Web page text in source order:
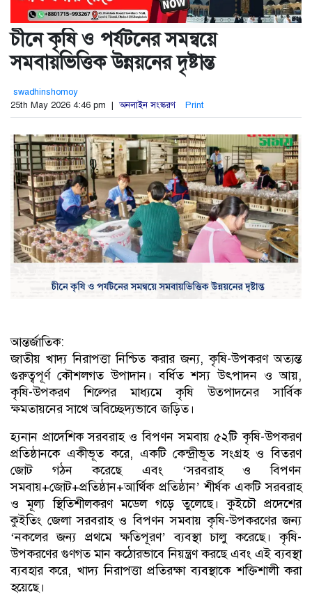
চীনে কৃষি ও পর্যটনের সমন্বয়ে
সমবায়ভিত্তিক উন্নয়নের দৃষ্টান্ত
swadhinshomoy
25th May 2026 4:46 pm | অনলাইন সংস্করণ Print
আন্তর্জাতিক:
জাতীয় খাদ্য নিরাপত্তা নিশ্চিত করার জন্য, কৃষি-উপকরণ অত্যন্ত
গুরুত্বপূর্ণ কৌশলগত উপাদান। বর্ধিত শস্য উৎপাদন ও আয়,
কৃষি-উপকরণ শিল্পের মাধ্যমে কৃষি উত্পাদনের সার্বিক
ক্ষমতায়নের সাথে অবিচ্ছেদ্যভাবে জড়িত।
হ্যনান প্রাদেশিক সরবরাহ ও বিপণন সমবায় ৫২টি কৃষি-উপকরণ
প্রতিষ্ঠানকে একীভূত করে, একটি কেন্দ্রীভূত সংগ্রহ ও বিতরণ
জোট গঠন করেছে এবং ‘সরবরাহ ও বিপণন
সমবায়+জোট+প্রতিষ্ঠান+আর্থিক প্রতিষ্ঠান’ শীর্ষক একটি সরবরাহ
ও মূল্য স্থিতিশীলকরণ মডেল গড়ে তুলেছে। কুইচৌ প্রদেশের
কুইতিং জেলা সরবরাহ ও বিপণন সমবায় কৃষি-উপকরণের জন্য
‘নকলের জন্য প্রথমে ক্ষতিপূরণ’ ব্যবস্থা চালু করেছে। কৃষি-
উপকরণের গুণগত মান কঠোরভাবে নিয়ন্ত্রণ করছে এবং এই ব্যবস্থা
ব্যবহার করে, খাদ্য নিরাপত্তা প্রতিরক্ষা ব্যবস্থাকে শক্তিশালী করা
হয়েছে।